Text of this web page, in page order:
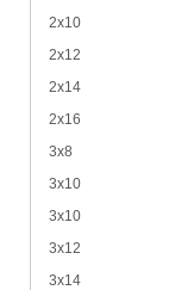
2x10
2x12
2x14
2x16
3x8
3x10
3x10
3x12
3x14